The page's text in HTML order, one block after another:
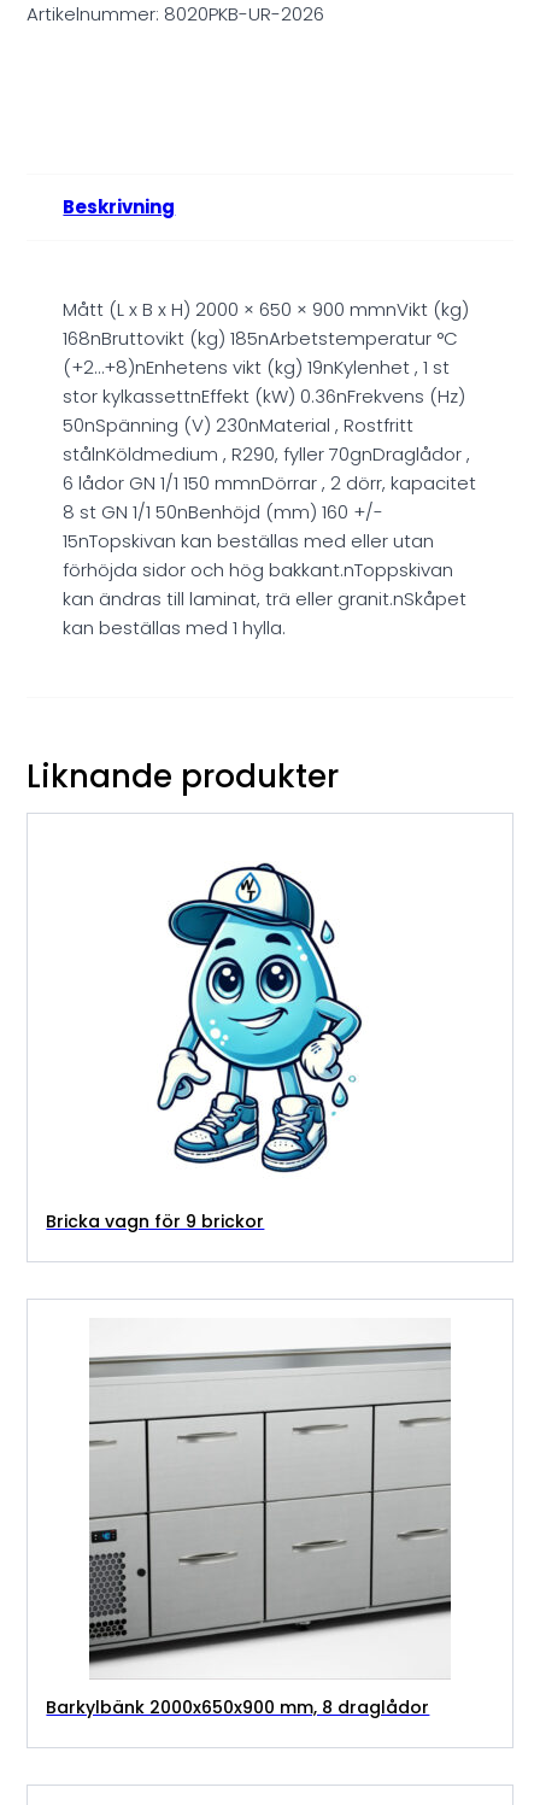
Artikelnummer: 8020PKB-UR-2026
Beskrivning
Mått (L x B x H) 2000 × 650 × 900 mmnVikt (kg)
168nBruttovikt (kg) 185nArbetstemperatur °C
(+2…+8)nEnhetens vikt (kg) 19nKylenhet , 1 st
stor kylkassettnEffekt (kW) 0.36nFrekvens (Hz)
50nSpänning (V) 230nMaterial , Rostfritt
stålnKöldmedium , R290, fyller 70gnDraglådor ,
6 lådor GN 1/1 150 mmnDörrar , 2 dörr, kapacitet
8 st GN 1/1 50nBenhöjd (mm) 160 +/-
15nTopskivan kan beställas med eller utan
förhöjda sidor och hög bakkant.nToppskivan
kan ändras till laminat, trä eller granit.nSkåpet
kan beställas med 1 hylla.
Liknande produkter
Bricka vagn för 9 brickor
Barkylbänk 2000x650x900 mm, 8 draglådor